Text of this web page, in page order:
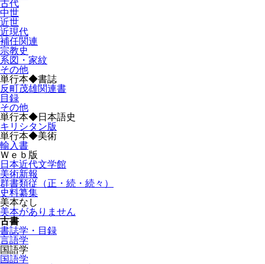
古代
中世
近世
近現代
補任関連
宗教史
系図・家紋
その他
単行本◆書誌
反町茂雄関連書
目録
その他
単行本◆日本語史
キリシタン版
単行本◆美術
輸入書
Ｗｅｂ版
日本近代文学館
美術新報
群書類従（正・続・続々）
史料纂集
美本なし
美本がありません
古書
書誌学・目録
言語学
国語学
国語学